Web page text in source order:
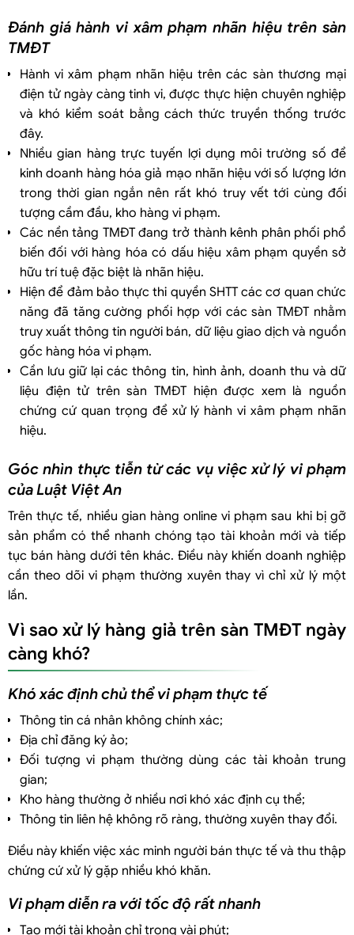
Đánh giá hành vi xâm phạm nhãn hiệu trên sàn
TMĐT
Hành vi xâm phạm nhãn hiệu trên các sàn thương mại
điện tử ngày càng tinh vi, được thực hiện chuyên nghiệp
và khó kiểm soát bằng cách thức truyền thống trước
đây.
Nhiều gian hàng trực tuyến lợi dụng môi trường số để
kinh doanh hàng hóa giả mạo nhãn hiệu với số lượng lớn
trong thời gian ngắn nên rất khó truy vết tới cùng đối
tượng cầm đầu, kho hàng vi phạm.
Các nền tảng TMĐT đang trở thành kênh phân phối phổ
biến đối với hàng hóa có dấu hiệu xâm phạm quyền sở
hữu trí tuệ đặc biệt là nhãn hiệu.
Hiện để đảm bảo thực thi quyền SHTT các cơ quan chức
năng đã tăng cường phối hợp với các sàn TMĐT nhằm
truy xuất thông tin người bán, dữ liệu giao dịch và nguồn
gốc hàng hóa vi phạm.
Cần lưu giữ lại các thông tin, hình ảnh, doanh thu và dữ
liệu điện tử trên sàn TMĐT hiện được xem là nguồn
chứng cứ quan trọng để xử lý hành vi xâm phạm nhãn
hiệu.
Góc nhìn thực tiễn từ các vụ việc xử lý vi phạm
của Luật Việt An
Trên thực tế, nhiều gian hàng online vi phạm sau khi bị gỡ
sản phẩm có thể nhanh chóng tạo tài khoản mới và tiếp
tục bán hàng dưới tên khác. Điều này khiến doanh nghiệp
cần theo dõi vi phạm thường xuyên thay vì chỉ xử lý một
lần.
Vì sao xử lý hàng giả trên sàn TMĐT ngày
càng khó?
Khó xác định chủ thể vi phạm thực tế
Thông tin cá nhân không chính xác;
Địa chỉ đăng ký ảo;
Đối tượng vi phạm thường dùng các tài khoản trung
gian;
Kho hàng thường ở nhiều nơi khó xác định cụ thể;
Thông tin liên hệ không rõ ràng, thường xuyên thay đổi.
Điều này khiến việc xác minh người bán thực tế và thu thập
chứng cứ xử lý gặp nhiều khó khăn.
Vi phạm diễn ra với tốc độ rất nhanh
Tạo mới tài khoản chỉ trong vài phút;